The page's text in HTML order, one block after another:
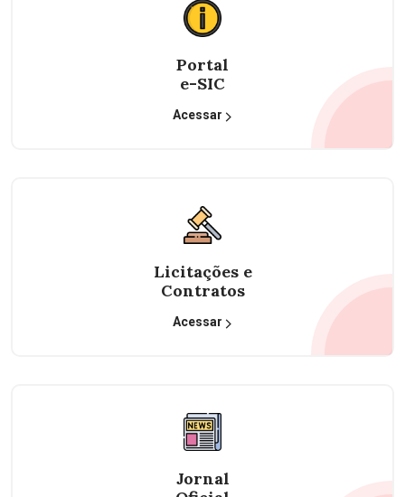
Portal
e-SIC
Acessar
Licitações e
Contratos
Acessar
Jornal